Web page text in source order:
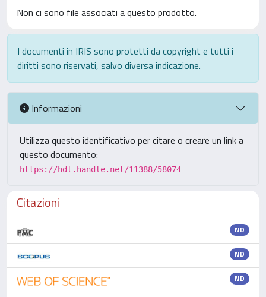
Non ci sono file associati a questo prodotto.
I documenti in IRIS sono protetti da copyright e tutti i
diritti sono riservati, salvo diversa indicazione.
Informazioni
Utilizza questo identificativo per citare o creare un link a
questo documento:
https://hdl.handle.net/11388/58074
Citazioni
ND
ND
ND